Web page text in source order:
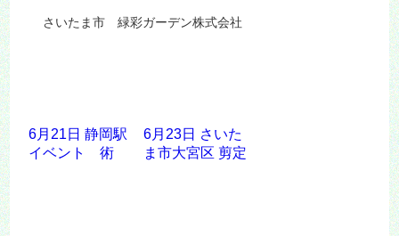
さいたま市 緑彩ガーデン株式会社
6月21日 静岡駅
イベント 術
6月23日 さいた
ま市大宮区 剪定